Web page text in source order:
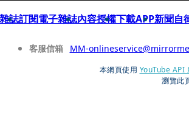
誌訂閱電子雜誌內容授權下載APP新聞自
客服信箱 MM-
本網頁使用 YouTube API
瀏覽此